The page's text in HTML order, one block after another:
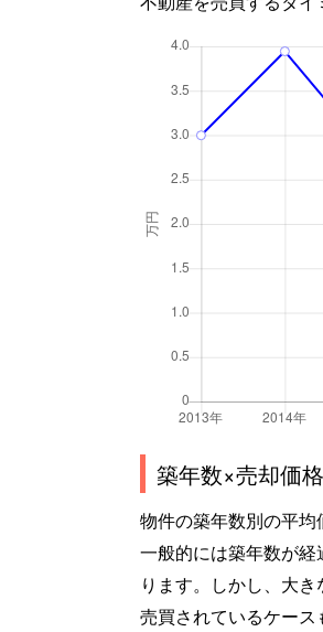
築年数×売却価格
物件の築年数別の平均
一般的には築年数が
ります。しかし、大
売買されているケース